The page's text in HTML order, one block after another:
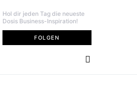
Hol dir jeden Tag die neueste
Dosis Business-Inspiration!
FOLGEN